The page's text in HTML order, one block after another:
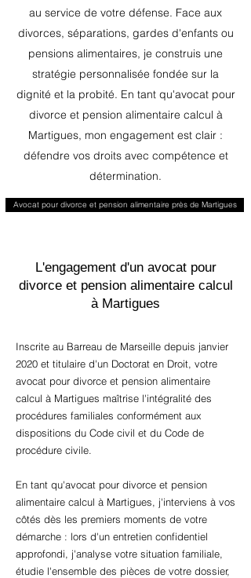
au service de votre défense. Face aux
divorces, séparations, gardes d'enfants ou
pensions alimentaires, je construis une
stratégie personnalisée fondée sur la
dignité et la probité. En tant qu'avocat pour
divorce et pension alimentaire calcul à
Martigues, mon engagement est clair :
défendre vos droits avec compétence et
détermination.
Avocat pour divorce et pension alimentaire près de Martigues
L'engagement d'un avocat pour
divorce et pension alimentaire calcul
à Martigues
Inscrite au Barreau de Marseille depuis janvier
2020 et titulaire d'un Doctorat en Droit, votre
avocat pour divorce et pension alimentaire
calcul à Martigues maîtrise l'intégralité des
procédures familiales conformément aux
dispositions du Code civil et du Code de
procédure civile.
En tant qu'avocat pour divorce et pension
alimentaire calcul à Martigues, j'interviens à vos
côtés dès les premiers moments de votre
démarche : lors d'un entretien confidentiel
approfondi, j'analyse votre situation familiale,
étudie l'ensemble des pièces de votre dossier,